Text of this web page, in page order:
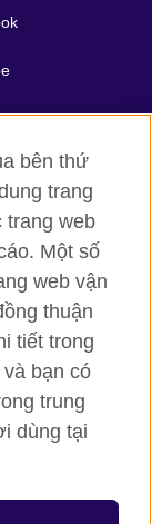
is a
bên thứ
trang
trang web
Một số
web vận
thuận
tiết trong
bạn có
trung
dùng tại